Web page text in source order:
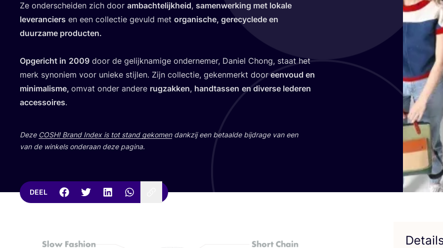
Ze onder­schei­den zich door ambach­te­lijk­heid, samen­wer­king met loka­le
leve­ran­ciers en een col­lec­tie gevuld met orga­ni­sche, gere­cy­cle­de en
duur­za­me pro­duc­ten.
Opge­richt in 2009 door de gelijk­na­mi­ge onder­ne­mer, Daniel Chong, staat het
merk syno­niem voor unie­ke stij­len. Zijn col­lec­tie, geken­merkt dooreen­voud en
mini­ma­lis­me, omvat onder ande­re rug­zak­ken, hand­tas­sen en diver­se lede­ren
acces­soi­res.
Deze COSH! Brand Index is tot stand geko­mendank­zij een betaal­de bij­dra­ge van een
van de win­kels onder­aan deze pagina.
DEEL